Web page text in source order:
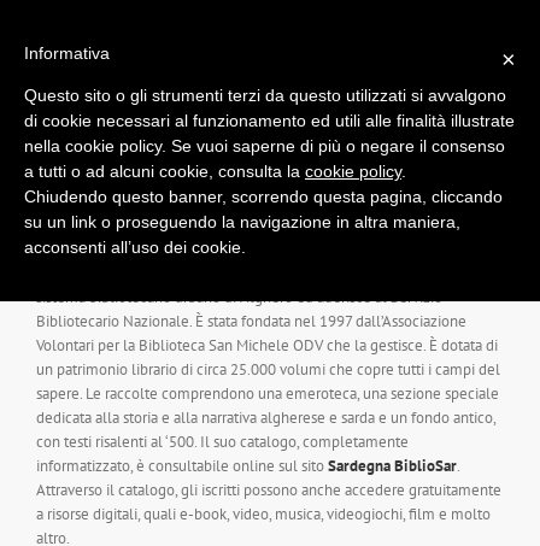
contenuto
La Biblioteca San Michele
sistema bibliotecario urbano di Alghero ed aderisce al Servizio
Bibliotecario Nazionale. È stata fondata nel 1997 dall’Associazione
Volontari per la Biblioteca San Michele ODV che la gestisce. È dotata di
un patrimonio librario di circa 25.000 volumi che copre tutti i campi del
sapere. Le raccolte comprendono una emeroteca, una sezione speciale
dedicata alla storia e alla narrativa algherese e sarda e un fondo antico,
con testi risalenti al ‘500. Il suo catalogo, completamente
informatizzato, è consultabile online sul sitoSardegna BiblioSar.
Attraverso il catalogo, gli iscritti possono anche accedere gratuitamente
a risorse digitali, quali e-book, video, musica, videogiochi, film e molto
altro.
×
Informativa
Questo sito o gli strumenti terzi da questo utilizzati si avvalgono
di cookie necessari al funzionamento ed utili alle finalità illustrate
nella cookie policy. Se vuoi saperne di più o negare il consenso
a tutti o ad alcuni cookie, consulta la cookie policy.
Chiudendo questo banner, scorrendo questa pagina, cliccando
su un link o proseguendo la navigazione in altra maniera,
acconsenti all’uso dei cookie.